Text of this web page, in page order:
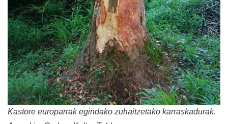
Kastore europarrak egindako zuhaitzetako karraskadurak.